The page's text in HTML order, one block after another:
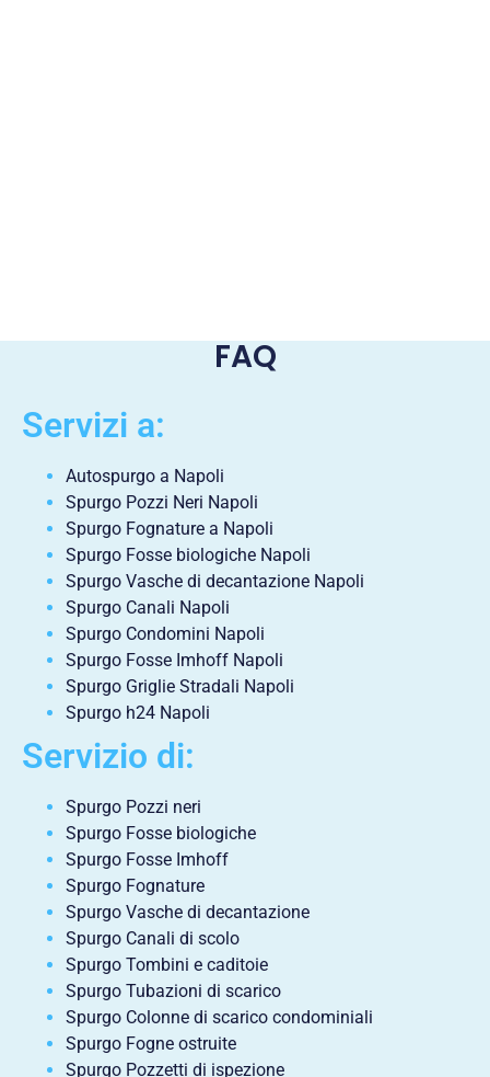
FAQ
Servizi a:
Autospurgo a Napoli
Spurgo Pozzi Neri Napoli
Spurgo Fognature a Napoli
Spurgo Fosse biologiche Napoli
Spurgo Vasche di decantazione Napoli
Spurgo Canali Napoli
Spurgo Condomini Napoli
Spurgo Fosse Imhoff Napoli
Spurgo Griglie Stradali Napoli
Spurgo h24 Napoli
Servizio di:
Spurgo Pozzi neri
Spurgo Fosse biologiche
Spurgo Fosse Imhoff
Spurgo Fognature
Spurgo Vasche di decantazione
Spurgo Canali di scolo
Spurgo Tombini e caditoie
Spurgo Tubazioni di scarico
Spurgo Colonne di scarico condominiali
Spurgo Fogne ostruite
Spurgo Pozzetti di ispezione